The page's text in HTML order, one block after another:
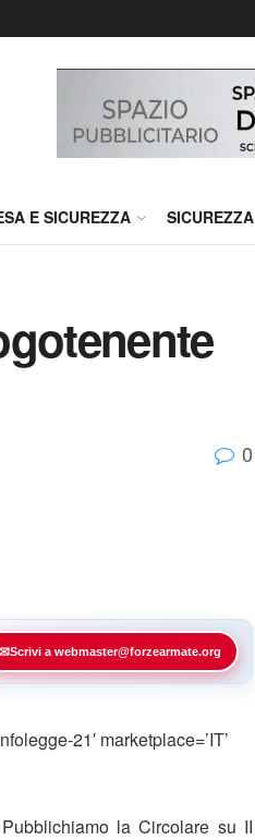
E SICUREZZA SICUREZZA
0
Scrivi a webmaster@forzearmate.org
21′ marketplace=’IT’
la Circolare su II